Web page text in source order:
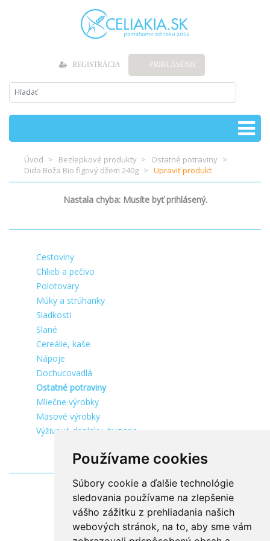
Používame cookies
Súbory cookie a ďalšie technológie
sledovania používame na zlepšenie
vášho zážitku z prehliadania našich
webových stránok, na to, aby sme vám
REGISTRÁCIA PRIHLÁSENIE
Úvod Bezlepkové produkty
Ostatné potraviny
Dida Boža Bio figový džem 240g
Upraviť produkt
Nastala chyba: Musíte byť prihlásený.
Cestoviny
Chlieb a pečivo
Polotovary
Múky a strúhanky
Sladkosti
Slané
Cereálie, kaše
Nápoje
Dochucovadlá
Ostatné potraviny
Mliečne výrobky
Mäsové výrobky
Výživové doplnky, hygiena